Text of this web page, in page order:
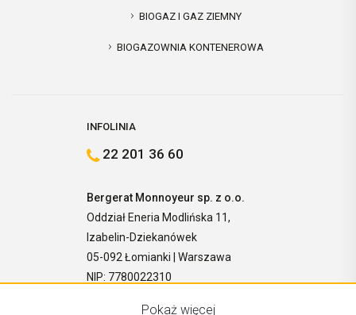
BIOGAZ I GAZ ZIEMNY
BIOGAZOWNIA KONTENEROWA
INFOLINIA
22 201 36 60
Bergerat Monnoyeur sp. z o.o.
Oddział Eneria Modlińska 11,
Izabelin-Dziekanówek
05-092 Łomianki | Warszawa
NIP: 7780022310
Pokaż więcej